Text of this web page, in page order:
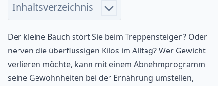
Der kleine Bauch stört Sie beim Treppensteigen? Oder
nerven die überflüssigen Kilos im Alltag? Wer Gewicht
verlieren möchte, kann mit einem Abnehmprogramm
seine Gewohnheiten bei der Ernährung umstellen,
Inhaltsverzeichnis